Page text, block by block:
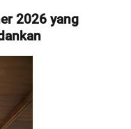
2026 yang